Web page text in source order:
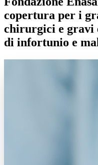
copertura per i
chirurgici e gravi
di infortunio e